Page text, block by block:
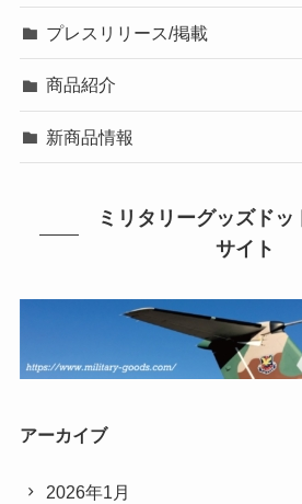
プレスリリース/掲載
商品紹介
新商品情報
ミリタリーグッズドッ
サイト
アーカイブ
2026年1月